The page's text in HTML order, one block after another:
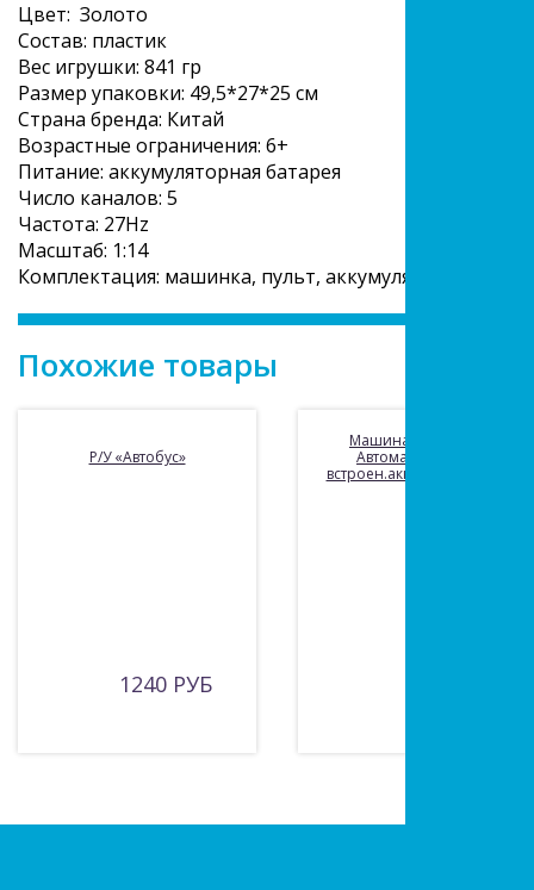
Цвет: Золото
Состав: пластик
Вес игрушки: 841 гр
Размер упаковки: 49,5*27*25 см
Страна бренда: Китай
Возрастные ограничения: 6+
Питание: аккумуляторная батарея
Число каналов: 5
Частота: 27Hz
Масштаб: 1:14
Комплектация: машинка, пульт, аккумулятор,
Похожие товары
Р/У «Автобус»
1240 РУБ
Машина р/у, серия
Автомаркет, свет,
встроен.аккум., USB шнур